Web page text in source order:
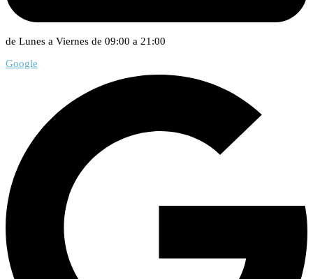
de Lunes a Viernes de 09:00 a 21:00
Google